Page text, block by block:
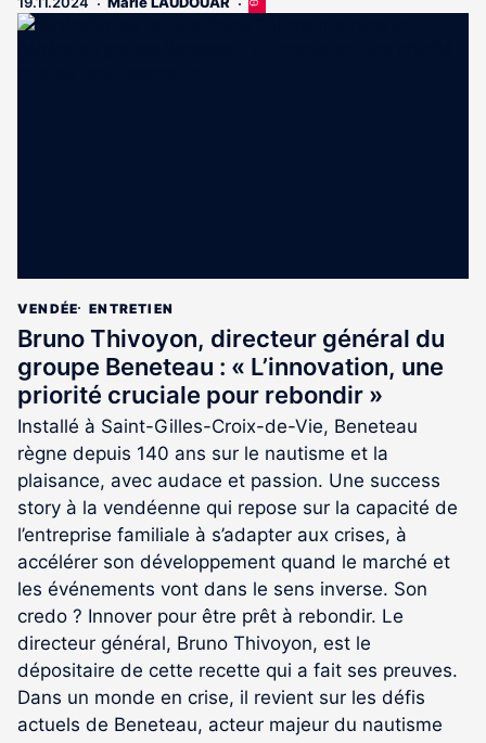
Cet
VENDÉE ENTRETIEN
Bruno Thivoyon, directeur général du
groupe Beneteau : « L’innovation, une
priorité cruciale pour rebondir »
Installé à Saint-Gilles-Croix-de-Vie, Beneteau
règne depuis 140 ans sur le nautisme et la
plaisance, avec audace et passion. Une success
story à la vendéenne qui repose sur la capacité de
l’entreprise familiale à s’adapter aux crises, à
accélérer son développement quand le marché et
les événements vont dans le sens inverse. Son
credo ? Innover pour être prêt à rebondir. Le
directeur général, Bruno Thivoyon, est le
dépositaire de cette recette qui a fait ses preuves.
Dans un monde en crise, il revient sur les défis
actuels de Beneteau, acteur majeur du nautisme